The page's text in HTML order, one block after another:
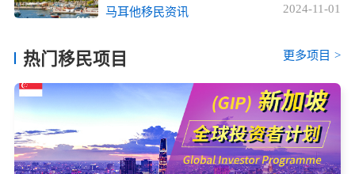
2024-11-01
马耳他移民资讯
热门移民项目 更多项目 >